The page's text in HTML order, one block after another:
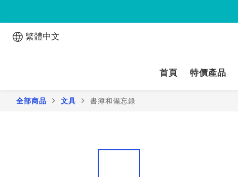
繁體中文
首頁 特價產品
全部商品 文具 書簿和備忘錄